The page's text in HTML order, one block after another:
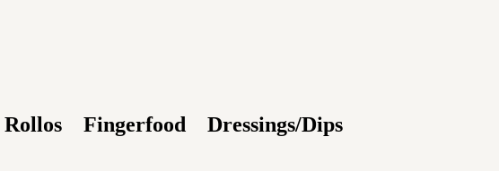
Rollos Fingerfood Dressings/Dips